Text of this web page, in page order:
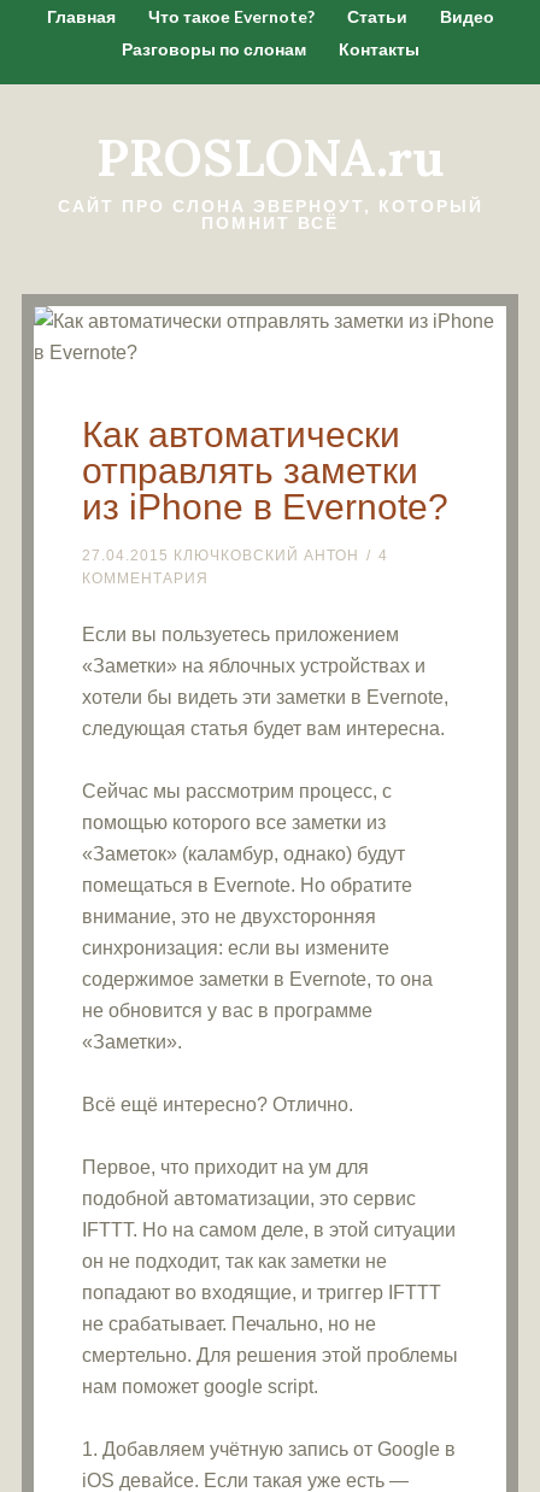
Главная Что такое Evernote? Статьи
Видео
Разговоры по слонам
Контакты
PROSLONA.ru
САЙТ ПРО СЛОНА ЭВЕРНОУТ, КОТОРЫЙ
ПОМНИТ ВСЁ
Как автоматически
отправлять заметки
из iPhone в Evernote?
27.04.2015 КЛЮЧКОВСКИЙ АНТОН
4
КОММЕНТАРИЯ
Если вы пользуетесь приложением
«Заметки» на яблочных устройствах и
хотели бы видеть эти заметки в Evernote,
следующая статья будет вам интересна.
Сейчас мы рассмотрим процесс, с
помощью которого все заметки из
«Заметок» (каламбур, однако) будут
помещаться в Evernote. Но обратите
внимание, это не двухсторонняя
синхронизация: если вы измените
содержимое заметки в Evernote, то она
не обновится у вас в программе
«Заметки».
Всё ещё интересно? Отлично.
Первое, что приходит на ум для
подобной автоматизации, это сервис
IFTTT. Но на самом деле, в этой ситуации
он не подходит, так как заметки не
попадают во входящие, и триггер IFTTT
не срабатывает. Печально, но не
смертельно. Для решения этой проблемы
нам поможет google script.
1. Добавляем учётную запись от Google в
iOS девайсе. Если такая уже есть —